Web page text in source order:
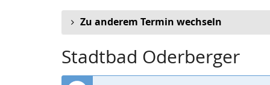
Zu anderem Termin wechseln
Stadtbad Oderberger